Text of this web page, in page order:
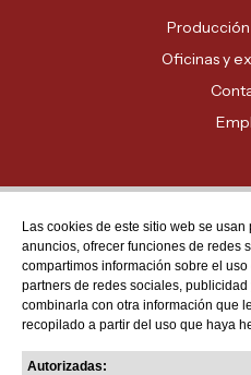
Oficinas y
Atención
MADRID -
BARCELONA
VALENCIA -
Las cookies de este sitio web se
anuncios, ofrecer funciones de redes
compartimos información sobre el
partners de redes sociales,
combinarla con otra información que
recopilado a partir del uso que haya
Autorizadas: